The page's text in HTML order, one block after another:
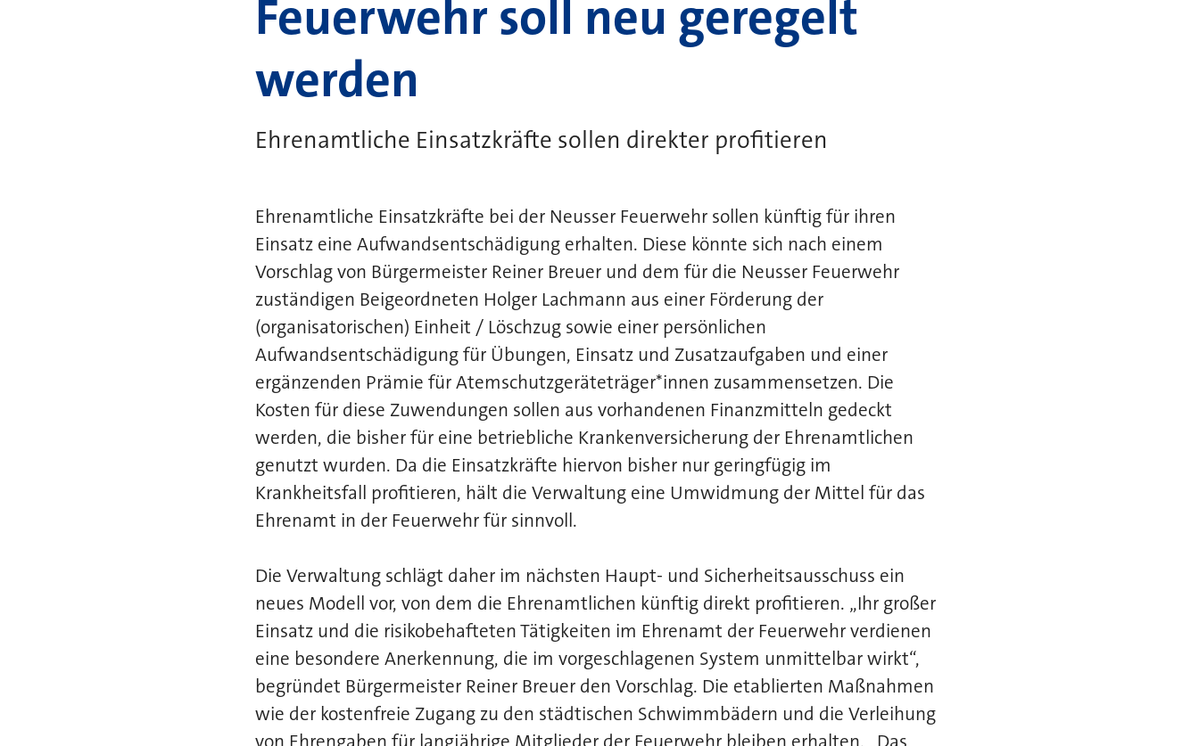
Feuerwehr soll neu geregelt
werden
Ehrenamtliche Einsatzkräfte sollen direkter profitieren
Ehrenamtliche Einsatzkräfte bei der Neusser Feuerwehr sollen künftig für ihren
Einsatz eine Aufwandsentschädigung erhalten. Diese könnte sich nach einem
Vorschlag von Bürgermeister Reiner Breuer und dem für die Neusser Feuerwehr
zuständigen Beigeordneten Holger Lachmann aus einer Förderung der
(organisatorischen) Einheit / Löschzug sowie einer persönlichen
Aufwandsentschädigung für Übungen, Einsatz und Zusatzaufgaben und einer
ergänzenden Prämie für Atemschutzgeräteträger*innen zusammensetzen. Die
Kosten für diese Zuwendungen sollen aus vorhandenen Finanzmitteln gedeckt
werden, die bisher für eine betriebliche Krankenversicherung der Ehrenamtlichen
genutzt wurden. Da die Einsatzkräfte hiervon bisher nur geringfügig im
Krankheitsfall profitieren, hält die Verwaltung eine Umwidmung der Mittel für das
Ehrenamt in der Feuerwehr für sinnvoll.
Die Verwaltung schlägt daher im nächsten Haupt- und Sicherheitsausschuss ein
neues Modell vor, von dem die Ehrenamtlichen künftig direkt profitieren. „Ihr großer
Einsatz und die risikobehafteten Tätigkeiten im Ehrenamt der Feuerwehr verdienen
eine besondere Anerkennung, die im vorgeschlagenen System unmittelbar wirkt“,
begründet Bürgermeister Reiner Breuer den Vorschlag. Die etablierten Maßnahmen
wie der kostenfreie Zugang zu den städtischen Schwimmbädern und die Verleihung